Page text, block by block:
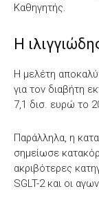
Καθηγητής.
Η
Η μελέτη
για τον διαβήτη
7,1 δισ. ευρώ το
Παράλληλα, η
σημείωσε
ακριβότερες
SGLT-2 και οι